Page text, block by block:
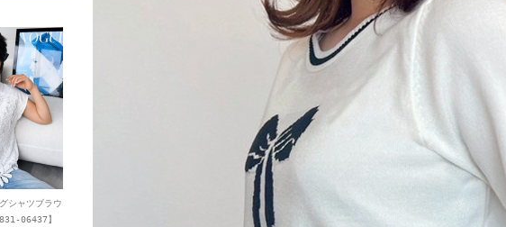
シャツブラウ
06437】